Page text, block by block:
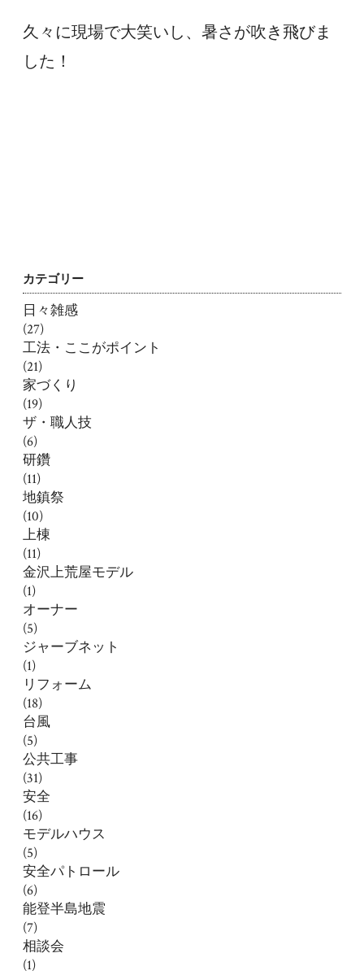
久々に現場で大笑いし、暑さが吹き飛びま
した！
カテゴリー
日々雑感
(27)
工法・ここがポイント
(21)
家づくり
(19)
ザ・職人技
(6)
研鑽
(11)
地鎮祭
(10)
上棟
(11)
金沢上荒屋モデル
(1)
オーナー
(5)
ジャーブネット
(1)
リフォーム
(18)
台風
(5)
公共工事
(31)
安全
(16)
モデルハウス
(5)
安全パトロール
(6)
能登半島地震
(7)
相談会
(1)